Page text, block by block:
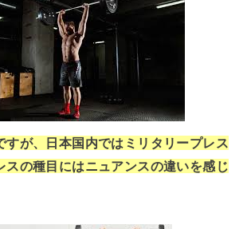
すが、日本国内ではミリタリープレス
スの種目にはニュアンスの違いを感じ